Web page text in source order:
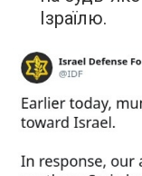
Ізраїлю.